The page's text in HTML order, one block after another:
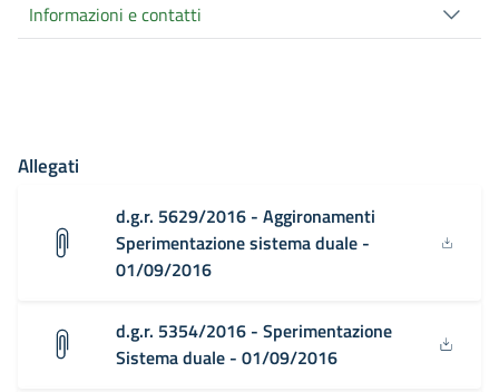
Informazioni e contatti
Allegati
d.g.r. 5629/2016 - Aggironamenti
Sperimentazione sistema duale -
01/09/2016
d.g.r. 5354/2016 - Sperimentazione
Sistema duale - 01/09/2016